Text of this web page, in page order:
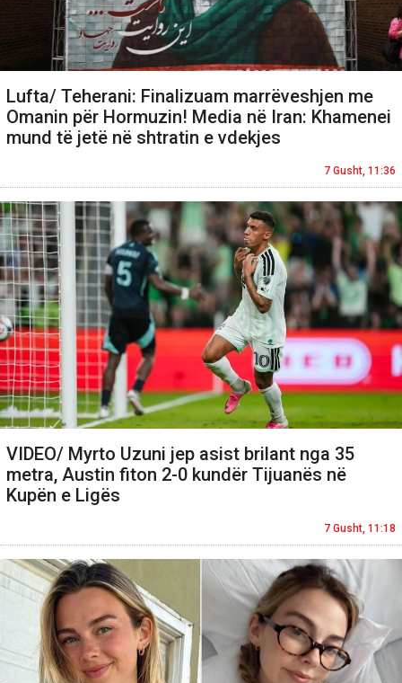
Lufta/ Teherani: Finalizuam marrëveshjen me
Omanin për Hormuzin! Media në Iran: Khamenei
mund të jetë në shtratin e vdekjes
7 Gusht, 11:36
VIDEO/ Myrto Uzuni jep asist brilant nga 35
metra, Austin fiton 2-0 kundër Tijuanës në
Kupën e Ligës
7 Gusht, 11:18